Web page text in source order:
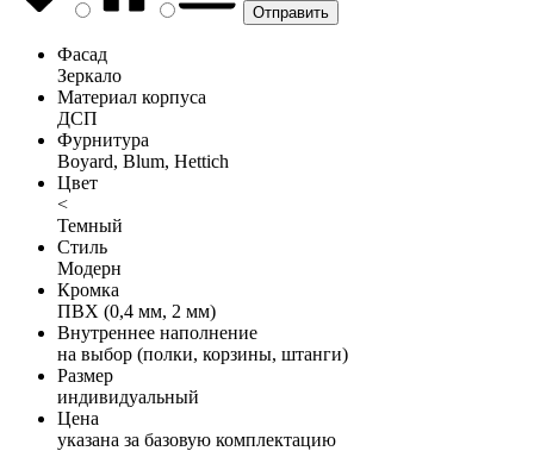
Фасад
Зеркало
Материал корпуса
ДСП
Фурнитура
Boyard, Blum, Hettich
Цвет
<
Темный
Стиль
Модерн
Кромка
ПВХ (0,4 мм, 2 мм)
Внутреннее наполнение
на выбор (полки, корзины, штанги)
Размер
индивидуальный
Цена
указана за базовую комплектацию